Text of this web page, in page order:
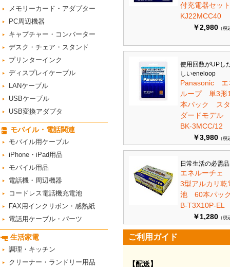
メモリーカード・アダプター
PC周辺機器
キャプチャー・コンバーター
デスク・チェア・スタンド
プリンターインク
ディスプレイケーブル
LANケーブル
USBケーブル
USB変換アダプタ
モバイル・電話関連
モバイル用ケーブル
iPhone・iPad用品
モバイル用品
電話機・周辺機器
コードレス電話機充電池
FAX用インクリボン・感熱紙
電話用ケーブル・パーツ
生活家電
調理・キッチン
クリーナー・ランドリー用品
付充電器セッ
KJ22MCC40
￥2,980 （税
使用回数がUPし
しいeneloop
Panasonic エ
ループ 単3形
本パック ス
ダードモデル
BK-3MCC/12
￥3,980 （税
日常生活の必需
エネルーチェ
3型アルカリ乾
池 60本パ
B-T3X10P-EL
￥1,280 （税
ご利用ガイド
【配送】